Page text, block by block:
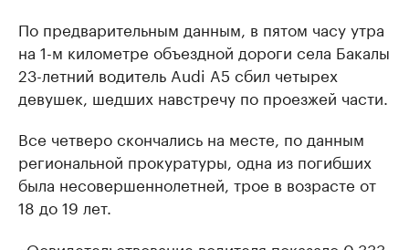
По предварительным данным, в пятом часу утра
на 1-м километре объездной дороги села Бакалы
23-летний водитель Audi A5 сбил четырех
девушек, шедших навстречу по проезжей части.
Все четверо скончались на месте, по данным
региональной прокуратуры, одна из погибших
была несовершеннолетней, трое в возрасте от
18 до 19 лет.